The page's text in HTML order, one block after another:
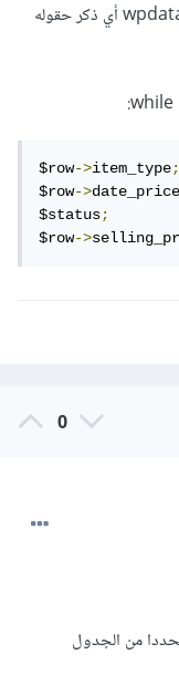
هل من الممكن توضيح بنية الجدول wpdatatable_21 أي ذكر حقوله
$row->item_type;
$row->
$status;
$row->
0
من الجدول